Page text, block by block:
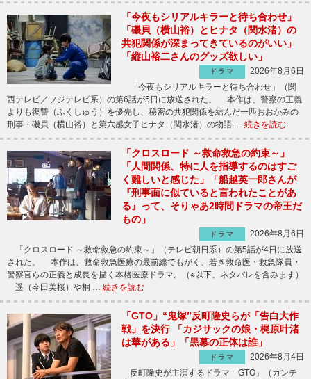
「今夜もシリアルキラーと待ち合わせ」
「磯貝（横山裕）とヒナタ（関水渚）の
共犯関係が深まってきているのがいい」
「縦山裕二さんのグッズ欲しい」
ドラマ
2026年8月6日
「今夜もシリアルキラーと待ち合わせ」（関
西テレビ／フジテレビ系）の第6話が5日に放送された。 本作は、警察の正義
よりも復讐（ふくしゅう）を優先し、秘密の共犯関係を結んだ一匹おおかみの
刑事・磯貝（横山裕）と第六感女子ヒナタ（関水渚）の物語 … 続きを読む
「クロスロード ～救命救急の約束～」
「人間関係、特に人を指導するのはすご
く難しいと感じた」「船越英一郎さんが
『刑事面に似ていると言われたことがあ
る』って、そりゃあ2時間ドラマの帝王だ
もの」
ドラマ
2026年8月6日
「クロスロード ～救命救急の約束～」（テレビ朝日系）の第5話が4日に放送
された。 本作は、救命救急医療の最前線でもがく、若き救命医・救急隊員・
警察官らの正義と成長を描く本格医療ドラマ。（※以下、ネタバレを含みます）
遥（今田美桜）や桐 … 続きを読む
「GTO」“鬼塚”反町隆史らが「告白大作
戦」を決行 「カジサックの娘・梶原叶渚
は華がある」「黒幕の正体は誰」
ドラマ
2026年8月4日
反町隆史が主演するドラマ「GTO」（カンテ